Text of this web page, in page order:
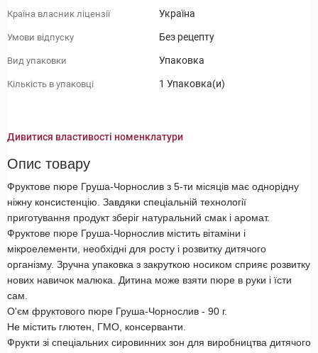
Країна власник ліцензії Україна
Умови відпуску Без рецепту
Вид упаковки Упаковка
Кількість в упаковці 1 Упаковка(и)
Дивитися властивості номенклатури
Опис товару
Фруктове пюре Груша-Чорнослив з 5-ти місяців має однорідну
ніжну консистенцію. Завдяки спеціальній технології
приготування продукт зберіг натуральний смак і аромат.
Фруктове пюре Груша-Чорнослив містить вітаміни і
мікроелементи, необхідні для росту і розвитку дитячого
організму. Зручна упаковка з закруткою носиком сприяє розвитку
нових навичок малюка. Дитина може взяти пюре в руки і їсти
сам.
О'єм фруктового пюре Груша-Чорнослив - 90 г.
Не містить глютен, ГМО, консерванти.
Фрукти зі спеціальних сировинних зон для виробництва дитячого